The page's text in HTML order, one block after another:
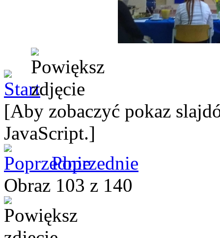
[Aby zobaczyć pokaz
JavaScript.]
Poprzednie
Obraz 103 z 140